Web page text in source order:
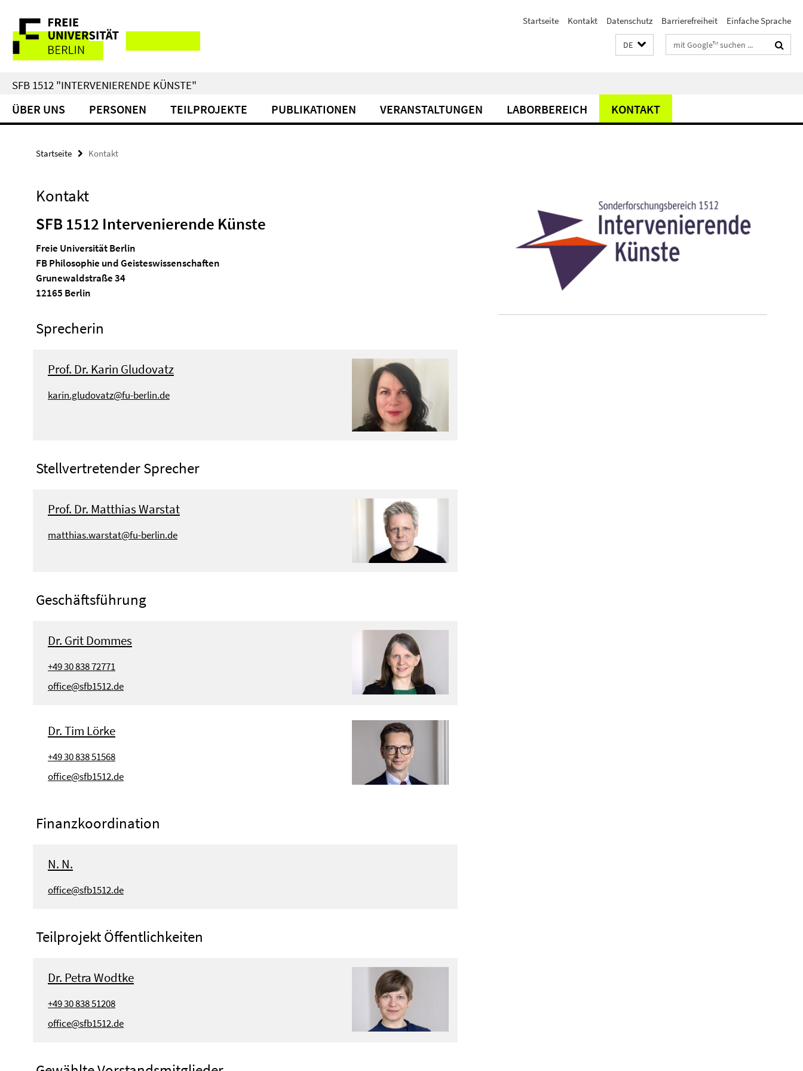
direkt
Inhalt
Service-
Navigation
Startseite Kontakt Datenschutz Barrierefreiheit Einfache Sprache
DE Suchbegriffe
SFB 1512 "INTERVENIERENDE KÜNSTE"
ÜBER UNS PERSONEN TEILPROJEKTE PUBLIKATIONEN VERANSTALTUNGEN LABORBEREICH KONTAKT
Startseite Kontakt
Kontakt
SFB 1512 Intervenierende Künste
Freie Universität Berlin
FB Philosophie und Geisteswissenschaften
Grunewaldstraße 34
12165 Berlin
Sprecherin
Prof. Dr. Karin Gludovatz
karin.gludovatz@fu-berlin.de
Stellvertretender Sprecher
Prof. Dr. Matthias Warstat
matthias.warstat@fu-berlin.de
Geschäftsführung
Dr. Grit Dommes
+49 30 838 72771
office@sfb1512.de
Dr. Tim Lörke
+49 30 838 51568
office@sfb1512.de
Finanzkoordination
N. N.
office@sfb1512.de
Teilprojekt Öffentlichkeiten
Dr. Petra Wodtke
+49 30 838 51208
office@sfb1512.de